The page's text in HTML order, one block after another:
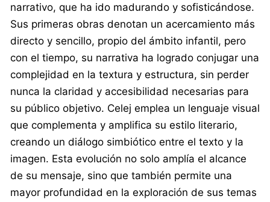
narrativo, que ha ido madurando y sofisticándose.
Sus primeras obras denotan un acercamiento más
directo y sencillo, propio del ámbito infantil, pero
con el tiempo, su narrativa ha logrado conjugar una
complejidad en la textura y estructura, sin perder
nunca la claridad y accesibilidad necesarias para
su público objetivo. Celej emplea un lenguaje visual
que complementa y amplifica su estilo literario,
creando un diálogo simbiótico entre el texto y la
imagen. Esta evolución no solo amplía el alcance
de su mensaje, sino que también permite una
mayor profundidad en la exploración de sus temas